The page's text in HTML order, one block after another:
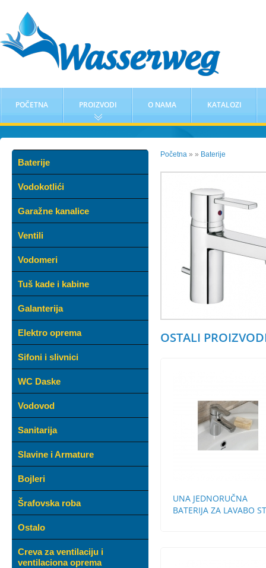
POČETNA PROIZVODI O NAMA KATALOZI
Baterije
Vodokotlići
Garažne kanalice
Ventili
Vodomeri
Tuš kade i kabine
Galanterija
Elektro oprema
Sifoni i slivnici
WC Daske
Vodovod
Sanitarija
Slavine i Armature
Bojleri
Šrafovska roba
Ostalo
Creva za ventilaciju i
ventilaciona oprema
Početna » » Baterije
OSTALI
UNA JEDNORUČNA
BATERIJA ZA LAVABO